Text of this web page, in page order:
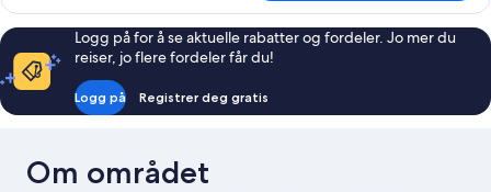
2
soverom
Logg på for å se aktuelle rabatter og fordeler. Jo mer du
reiser, jo flere fordeler får du!
Logg på Registrer deg gratis
Om området